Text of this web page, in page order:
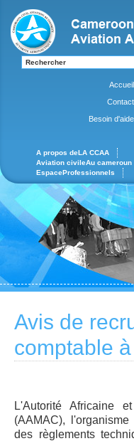
Accueil
Contact
Besoin d'aide
A propos deLA CCAA
Aviation civileAu cameroun
EspaceProfessionnels
Avis de
comptable
L'Autorité Africaine
(AAMAC),
des règlements